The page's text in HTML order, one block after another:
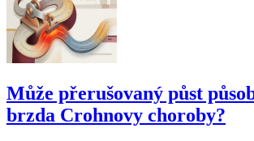
Může přerušovaný půst
brzda Crohnovy choroby?